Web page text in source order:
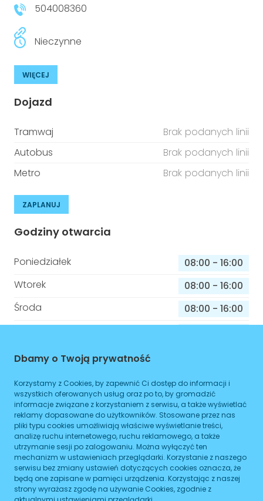
504008360
Nieczynne
WIĘCEJ
Dojazd
Tramwaj
Brak podanych linii
Autobus
Brak podanych linii
Metro
Brak podanych linii
ZAPLANUJ
Godziny otwarcia
Poniedziałek 08:00 - 16:00
Wtorek
08:00 - 16:00
Środa
08:00 - 16:00
Piątek
08:00
16:00
Niedziela
08:00 -16:00
Informacje o sprawach jakie załatwisz w
tym budynku
Brak podanych spraw
Dbamy o Twoją prywatność
Korzystamy z Cookies, by zapewnić Ci dostęp do informacji i
wszystkich oferowanych usług oraz po to, by gromadzić
informacje związane z korzystaniem z serwisu, a także wyświetlać
reklamy dopasowane do użytkowników. Stosowane przez nas
pliki typu cookies umożliwiają właściwe wyświetlanie treści,
analizę ruchu internetowego, ruchu reklamowego, a także
utrzymanie sesji po zalogowaniu. Można wyłączyć ten
mechanizm w ustawieniach przeglądarki. Korzystanie z naszego
serwisu bez zmiany ustawień dotyczących cookies oznacza, że
będą one zapisane w pamięci urządzenia. Korzystając z naszej
strony wyrażasz zgodę na używanie Cookies, zgodnie z